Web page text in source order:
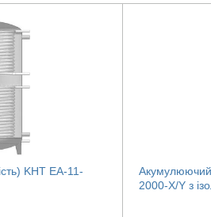
KHT ЕА-11-
Акумулюючий
2000-X/Y з